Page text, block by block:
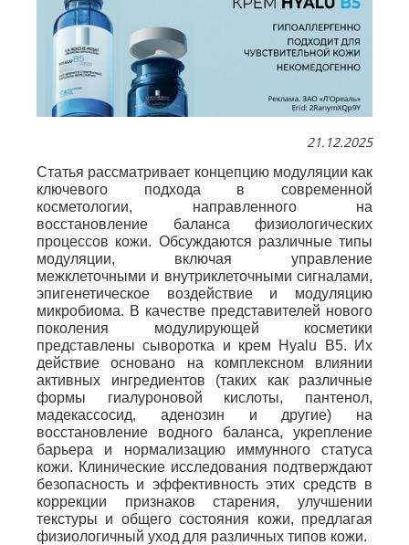
21.12.2025
Статья рассматривает концепцию модуляции как
ключевого подхода в современной
косметологии, направленного на
восстановление баланса физиологических
процессов кожи. Обсуждаются различные типы
модуляции, включая управление
межклеточными и внутриклеточными сигналами,
эпигенетическое воздействие и модуляцию
микробиома. В качестве представителей нового
поколения модулирующей косметики
представлены сыворотка и крем Hyalu B5. Их
действие основано на комплексном влиянии
активных ингредиентов (таких как различные
формы гиалуроновой кислоты, пантенол,
мадекассосид, аденозин и другие) на
восстановление водного баланса, укрепление
барьера и нормализацию иммунного статуса
кожи. Клинические исследования подтверждают
безопасность и эффективность этих средств в
коррекции признаков старения, улучшении
текстуры и общего состояния кожи, предлагая
физиологичный уход для различных типов кожи.